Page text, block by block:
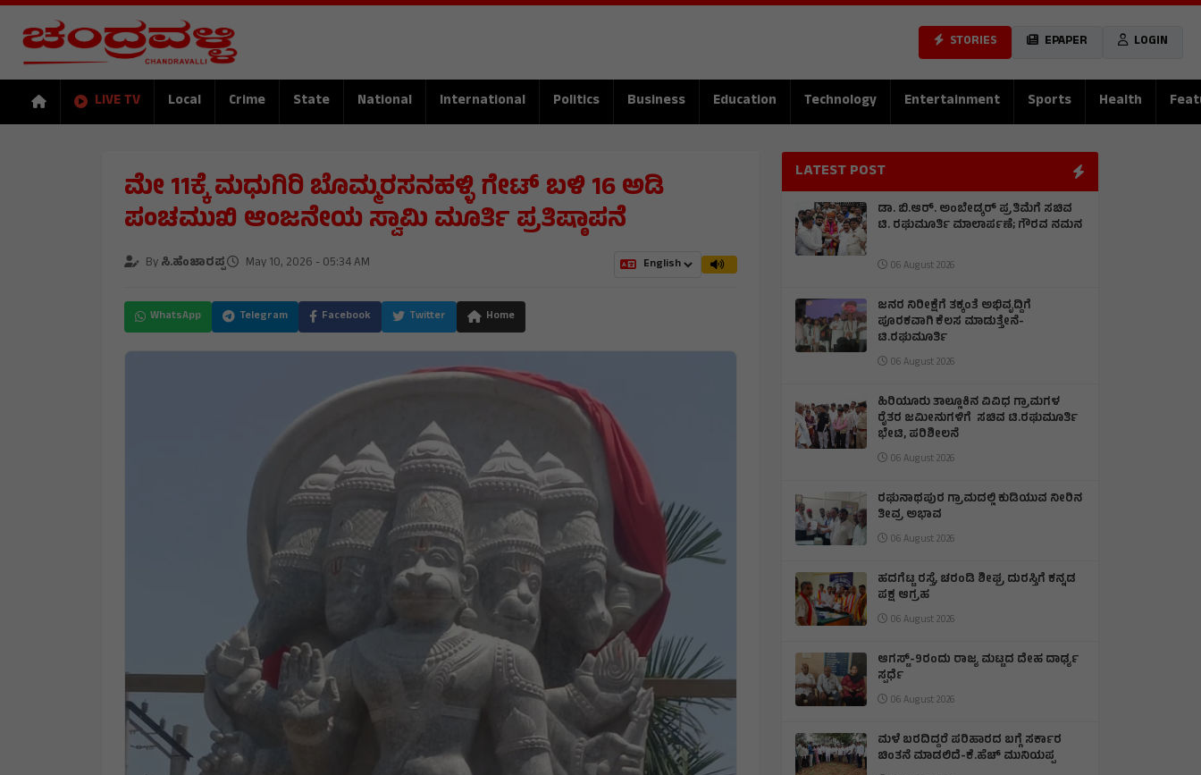
STORIES EPAPER LOGIN
LIVE TV Local Crime State National International Politics Business Education Technology Entertainment Sports Health
ಮೇ 11ಕ್ಕೆ ಮಧುಗಿರಿ ಬೊಮ್ಮರಸನಹಳ್ಳಿ ಗೇಟ್ ಬಳಿ 16 ಅಡಿ
ಪಂಚಮುಖಿ ಆಂಜನೇಯ ಸ್ವಾಮಿ ಮೂರ್ತಿ ಪ್ರತಿಷ್ಠಾಪನೆ
Byಸಿ.ಹೆಂಜಾರಪ್ಪ May 10, 2026 - 05:34 AM
WhatsApp Telegram Facebook Twitter Home
LATEST POST
ಡಾ. ಬಿ.ಆರ್. ಅಂಬೇಡ್ಕರ್ ಪ್ರತಿಮೆಗೆ ಸಚಿವ
ಟಿ. ರಘುಮೂರ್ತಿ ಮಾಲಾರ್ಪಣೆ; ಗೌರವ ನಮನ
06 August 2026
ಜನರ ನಿರೀಕ್ಷೆಗೆ ತಕ್ಕಂತೆ ಅಭಿವೃದ್ದಿಗೆ
ಪೂರಕವಾಗಿ ಕೆಲಸ ಮಾಡುತ್ತೇನೆ-
ಟಿ.ರಘುಮೂರ್ತಿ
06 August 2026
ಹಿರಿಯೂರು ತಾಲ್ಲೂಕಿನ ವಿವಿಧ ಗ್ರಾಮಗಳ
ರೈತರ ಜಮೀನುಗಳಿಗೆ ಸಚಿವ ಟಿ.ರಘುಮೂರ್ತಿ
ಭೇಟಿ, ಪರಿಶೀಲನೆ
06 August 2026
ರಘುನಾಥಪುರ ಗ್ರಾಮದಲ್ಲಿ ಕುಡಿಯುವ ನೀರಿನ
ತೀವ್ರ ಅಭಾವ
06 August 2026
ಹದಗೆಟ್ಟ ರಸ್ತೆ, ಚರಂಡಿ ಶೀಘ್ರ ದುರಸ್ತಿಗೆ ಕನ್ನಡ
ಪಕ್ಷ ಆಗ್ರಹ
06 August 2026
ಆಗಸ್ಟ್-9ರಂದು ರಾಜ್ಯ ಮಟ್ಟದ ದೇಹ ದಾರ್ಢ್ಯ
ಸ್ಪರ್ಧೆ
06 August 2026
ಮಳೆ ಬರದಿದ್ದರೆ ಪರಿಹಾರದ ಬಗ್ಗೆ ಸರ್ಕಾರ
ಚಿಂತನೆ ಮಾಡಲಿದೆ-ಕೆ.ಹೆಚ್ ಮುನಿಯಪ್ಪ